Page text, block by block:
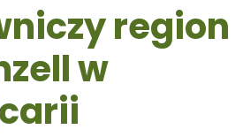
region
w